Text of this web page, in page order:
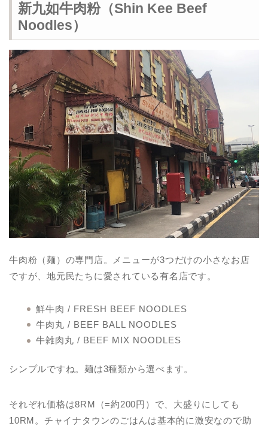
新九如牛肉粉（Shin Kee Beef
Noodles）
牛肉粉（麺）の専門店。メニューが3つだけの小さなお店
ですが、地元民たちに愛されている有名店です。
鮮牛肉 / FRESH BEEF NOODLES
牛肉丸 / BEEF BALL NOODLES
牛雑肉丸 / BEEF MIX NOODLES
シンプルですね。麺は3種類から選べます。
それぞれ価格は8RM（=約200円）で、大盛りにしても
10RM。チャイナタウンのごはんは基本的に激安なので助